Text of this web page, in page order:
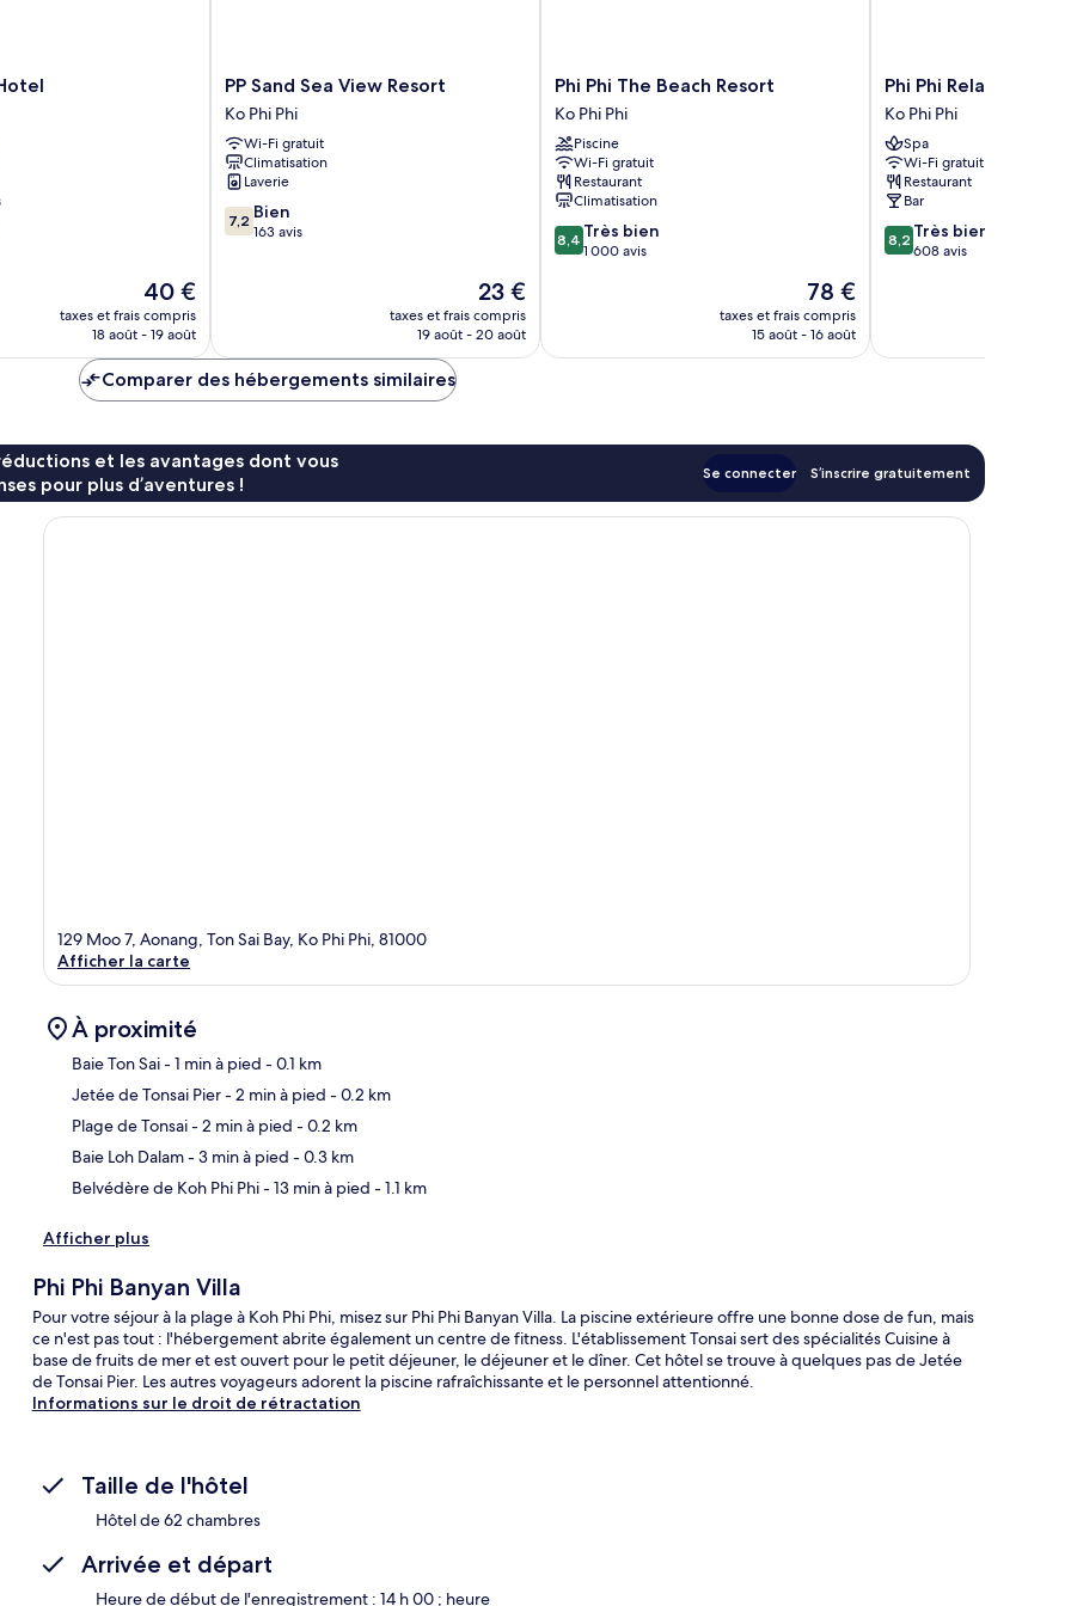
Le
nouveau
prix
de
40 €
40 €
taxes et frais compris
18 août - 19 août
PP
Sand
Sea
View
Resort
Ko
Phi
Phi
PP Sand Sea View Resort
Ko Phi Phi
Wi-Fi gratuit
Climatisation
Laverie
7.2
sur
7,2 Bien
163 avis
Le
nouveau
prix
23 €
taxes et frais compris
19 août - 20 août
Phi
Phi
The
Beach
Resort
Ko
Phi
Phi
Phi Phi The Beach Resort
Ko Phi Phi
Piscine
Wi-Fi gratuit
Restaurant
Climatisation
8.4
sur
8,4 Très bien
1 000 avis
Le
nouveau
prix
78 €
taxes et frais compris
15 août - 16 août
Phi
Phi
Relax
Beach
Resort
Ko
Phi
Phi
Phi Phi Relax Beach
Ko Phi Phi
Spa
Wi-Fi gratuit
Restaurant
Bar
8.2
sur
8,2 Très bien
608 avis
Comparer des hébergements similaires
et les avantages dont vous
pour plus d’aventures !
Se connecter S’inscrire gratuitement
129 Moo 7, Aonang, Ton Sai Bay, Ko Phi Phi, 81000
Afficher la carte
À proximité
Baie Ton Sai- 1 min à pied - 0.1 km
Jetée de Tonsai Pier- 2 min à pied - 0.2 km
Plage de Tonsai- 2 min à pied - 0.2 km
Baie Loh Dalam- 3 min à pied - 0.3 km
Belvédère de Koh Phi Phi- 13 min à pied - 1.1 km
Afficher plus
Phi Phi Banyan Villa
Pour votre séjour à la plage à Koh Phi Phi, misez sur Phi Phi Banyan Villa. La piscine extérieure offre une bonne dose de fun, mais
ce n'est pas tout : l'hébergement abrite également un centre de fitness. L'établissement Tonsai sert des spécialités Cuisine à
base de fruits de mer et est ouvert pour le petit déjeuner, le déjeuner et le dîner. Cet hôtel se trouve à quelques pas de Jetée
de Tonsai Pier. Les autres voyageurs adorent la piscine rafraîchissante et le personnel attentionné.
Informations sur le droit de rétractation
Taille de l'hôtel
Hôtel de 62 chambres
Arrivée et départ
Heure de début de l'enregistrement : 14 h 00 ; heure